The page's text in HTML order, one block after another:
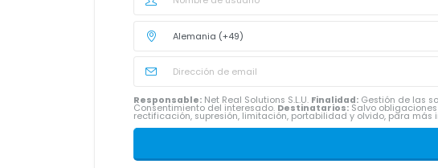
Responsable: Net Real Solutions S.L.U. Finalidad: Gestión de las
Consentimiento del interesado. Destinatarios: Salvo
rectificación, supresión, limitación, portabilidad y olvido, para